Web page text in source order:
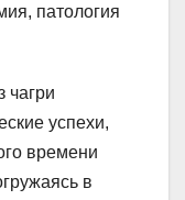
патология
чагри
успехи,
времени
в